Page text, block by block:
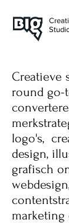
Creatieve
round go-
logo's,
design,
grafisch
marketing